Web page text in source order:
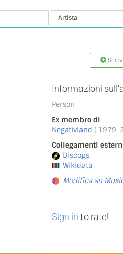
Informazioni
Person
Ex membro di
Negativland ( 1979-
Collegamenti
Discogs
Wikidata
Modifica su
Sign in to rate!